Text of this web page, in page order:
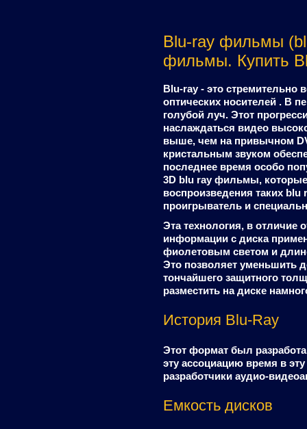
Blu-ray фильмы
фильмы. Купить
Blu-ray - это
оптических носителей . В
голубой луч. Этот
наслаждаться видео
выше, чем на привычном
кристальным звуком
последнее время особо
3D blu ray фильмы,
воспроизведения таких
проигрыватель и
Эта технология, в отличие
информации с диска
фиолетовым светом и
Это позволяет уменьшить
тончайшего защитного
разместить на диске
История Blu-Ray
Этот формат был
эту ассоциацию время в
разработчики аудио-
Емкость дисков